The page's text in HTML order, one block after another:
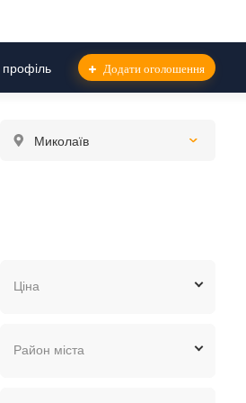
профіль Додати оголошення
Миколаїв
Ціна
Район міста